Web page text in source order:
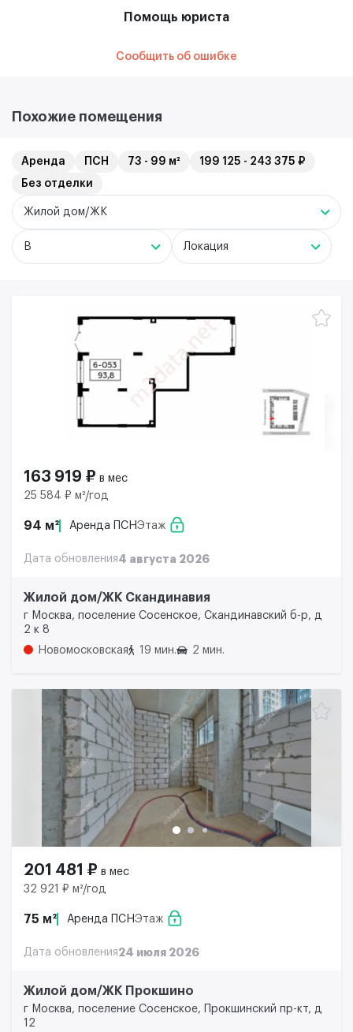
Помощь юриста
Сообщить об ошибке
Похожие помещения
Аренда ПСН 73 - 99 м²
199 125 - 243 375 ₽
Без отделки
Жилой дом/ЖК
B Локация
163 919 ₽ в мес
25 584 ₽ м²/год
94 м² Аренда ПСНЭтаж
Дата обновления4 августа 2026
Жилой дом/ЖК Скандинавия
г Москва, поселение Сосенское, Скандинавский б-р, д
2 к 8
Новомосковская
19 мин. 2 мин.
201 481 ₽ в мес
32 921 ₽ м²/год
75 м² Аренда ПСНЭтаж
Дата обновления24 июля 2026
Жилой дом/ЖК Прокшино
г Москва, поселение Сосенское, Прокшинский пр-кт, д
12